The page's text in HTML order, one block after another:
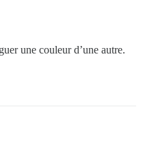
une couleur d’une autre.